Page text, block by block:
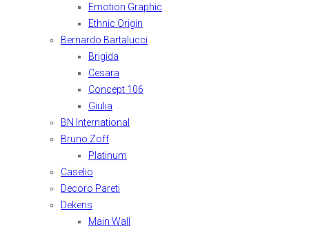
Emotion Graphic
Ethnic Origin
Bernardo Bartalucci
Brigida
Cesara
Concept 106
Giulia
BN International
Bruno Zoff
Platinum
Caselio
Decoro Pareti
Dekens
Main Wall